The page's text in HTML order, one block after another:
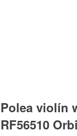
Polea violín
RF56510